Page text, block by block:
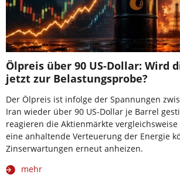
Ölpreis über 90 US-Dollar: Wird
jetzt zur Belastungsprobe?
Der Ölpreis ist infolge der Spannungen
Iran wieder über 90 US-Dollar je Barrel
reagieren die Aktienmärkte vergleichsweise
eine anhaltende Verteuerung der Energie
Zinserwartungen erneut anheizen.
mehr